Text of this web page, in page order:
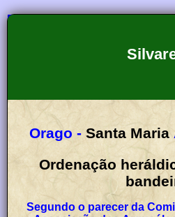
Orago - Santa Maria
Ordenação heráldica do brasão e
Segundo o parecer da